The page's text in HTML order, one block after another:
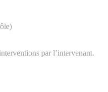
par l’intervenant.